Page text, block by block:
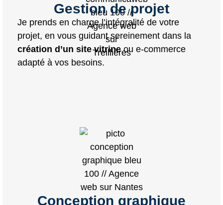
Gestion de projet
Je prends en charge l’intégralité de votre
projet, en vous guidant sereinement dans la
création d’un site vitrineou e-commerce
adapté à vos besoins.
Conception graphique